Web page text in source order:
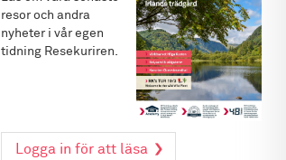
resor och andra
nyheter i vår egen
tidning Resekuriren.
Logga in för att läsa